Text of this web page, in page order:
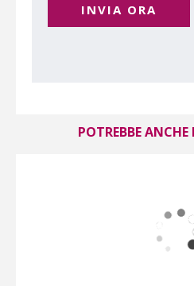
INVIA ORA
POTREBBE ANCHE